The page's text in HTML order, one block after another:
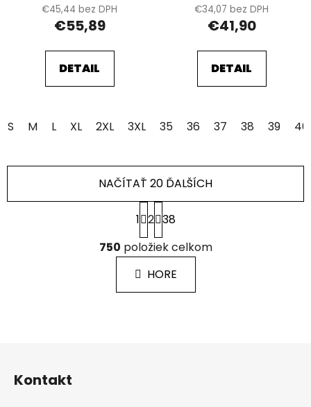
€45,44 bez DPH
€55,89
DETAIL
S M L XL 2XL 3XL 4XL
€34,07 bez DPH
€41,90
DETAIL
35 36 37 38 39 40
O
v
l
á
d
NAČÍTAŤ 20 ĎALŠÍCH
S
t
r
á
n
k
1 2 38
750 položiek celkom
HORE
Kontakt